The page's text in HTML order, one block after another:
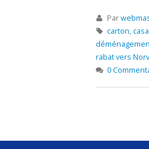
Par
carton,
rabat vers
0